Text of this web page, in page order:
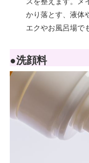
かり落とす、液体
エクやお風呂場で
●洗顔料